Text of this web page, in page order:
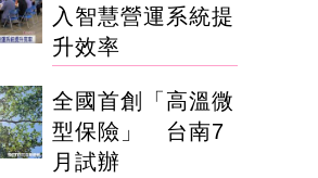
入智慧營運系統提
升效率
全國首創「高溫微
型保險」 台南7
月試辦